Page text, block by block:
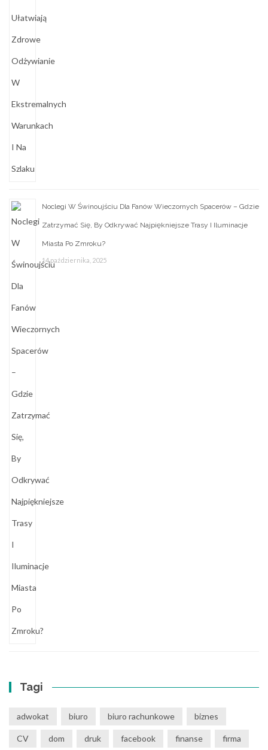
Noclegi W Świnoujściu Dla Fanów Wieczornych Spacerów – Gdzie
Zatrzymać Się, By Odkrywać Najpiękniejsze Trasy I Iluminacje
Miasta Po Zmroku?
14 października, 2025
Tagi
adwokat biuro biuro rachunkowe biznes
CV dom druk facebook finanse firma